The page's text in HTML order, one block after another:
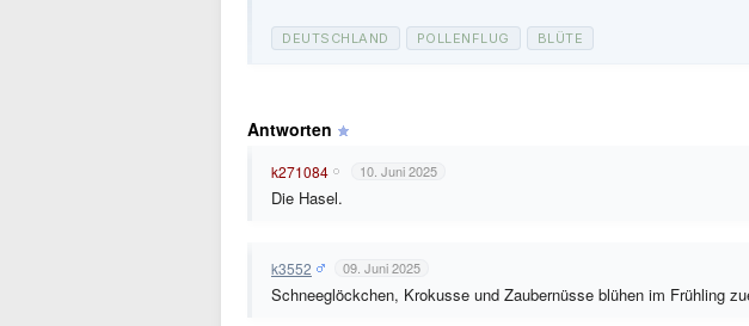
DEUTSCHLAND POLLENFLUG BLÜTE
Antworten
k271084 10. Juni 2025
Die Hasel.
k3552 09. Juni 2025
Schneeglöckchen, Krokusse und Zaubernüsse blühen im Frühling